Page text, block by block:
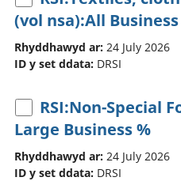
(vol nsa):All
Rhyddhawyd ar: 24 July 2026
ID y set ddata: DRSI
RSI:Non-Special
Large Business %
Rhyddhawyd ar: 24 July 2026
ID y set ddata: DRSI